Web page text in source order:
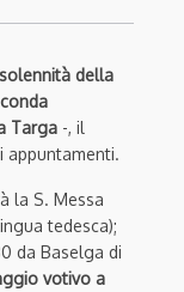
solennità della
Targa -, il
appuntamenti.
la S. Messa
tedesca);
da Baselga di
votivo a